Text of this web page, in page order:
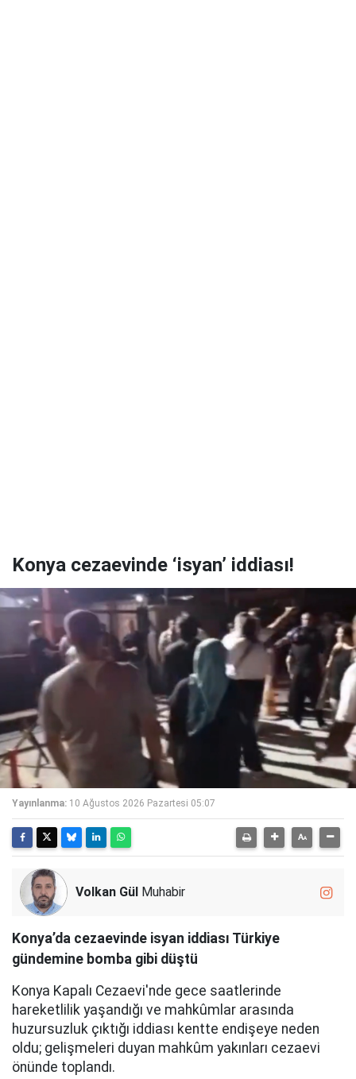
Konya cezaevinde ‘isyan’ iddiası!
Yayınlanma: 10 Ağustos 2026 Pazartesi 05:07
Volkan Gül Muhabir
Konya’da cezaevinde isyan iddiası Türkiye
gündemine bomba gibi düştü
Konya Kapalı Cezaevi'nde gece saatlerinde
hareketlilik yaşandığı ve mahkûmlar arasında
huzursuzluk çıktığı iddiası kentte endişeye neden
oldu; gelişmeleri duyan mahkûm yakınları cezaevi
önünde toplandı.